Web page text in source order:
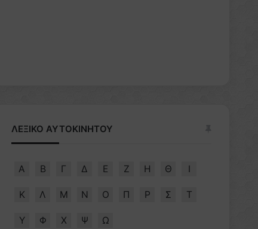
ΛΕΞΙΚΟ ΑΥΤΟΚΙΝΗΤΟΥ
Α Β Γ Δ Ε Ζ Η Θ Ι
Κ Λ Μ Ν Ο Π Ρ Σ Τ
Υ Φ Χ Ψ Ω